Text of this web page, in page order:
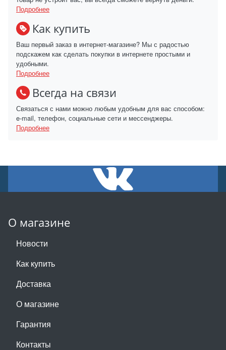
Подробнее
Как купить
Ваш первый заказ в интернет-магазине? Мы с радостью
подскажем как сделать покупки в интернете простыми и
удобными.
Подробнее
Всегда на связи
Связаться с нами можно любым удобным для вас способом:
e-mail, телефон, социальные сети и мессенджеры.
Подробнее
О магазине
Новости
Как купить
Доставка
О магазине
Гарантия
Контакты